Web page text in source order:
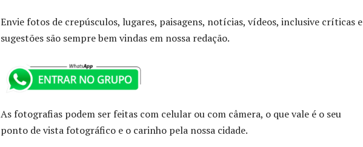
Envie fotos de crepúsculos, lugares, paisagens, notícias, vídeos, inclusive críticas e
sugestões são sempre bem vindas em nossa redação.
As fotografias podem ser feitas com celular ou com câmera, o que vale é o seu
ponto de vista fotográfico e o carinho pela nossa cidade.